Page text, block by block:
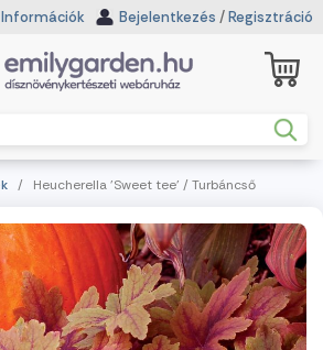
Információk Bejelentkezés /Regisztráció
/ Heucherella 'Sweet tee' / Turbáncső